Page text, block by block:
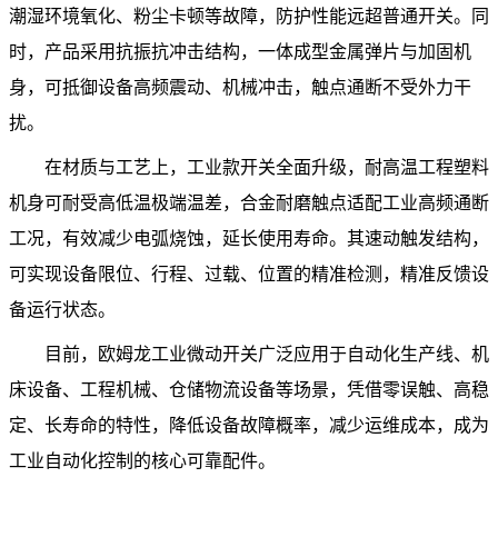
潮湿环境氧化、粉尘卡顿等故障，防护性能远超普通开关。同
时，产品采用抗振抗冲击结构，一体成型金属弹片与加固机
身，可抵御设备高频震动、机械冲击，触点通断不受外力干
扰。
在材质与工艺上，工业款开关全面升级，耐高温工程塑料
机身可耐受高低温极端温差，合金耐磨触点适配工业高频通断
工况，有效减少电弧烧蚀，延长使用寿命。其速动触发结构，
可实现设备限位、行程、过载、位置的精准检测，精准反馈设
备运行状态。
目前，欧姆龙工业微动开关广泛应用于自动化生产线、机
床设备、工程机械、仓储物流设备等场景，凭借零误触、高稳
定、长寿命的特性，降低设备故障概率，减少运维成本，成为
工业自动化控制的核心可靠配件。